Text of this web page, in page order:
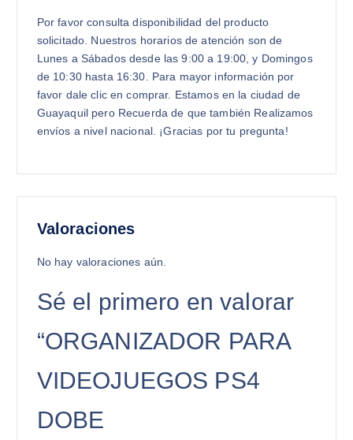
Por favor consulta disponibilidad del producto
solicitado. Nuestros horarios de atención son de
Lunes a Sábados desde las 9:00 a 19:00, y Domingos
de 10:30 hasta 16:30. Para mayor información por
favor dale clic en comprar. Estamos en la ciudad de
Guayaquil pero Recuerda de que también Realizamos
envíos a nivel nacional. ¡Gracias por tu pregunta!
Valoraciones
No hay valoraciones aún.
Sé el primero en valorar
“ORGANIZADOR PARA
VIDEOJUEGOS PS4
DOBE